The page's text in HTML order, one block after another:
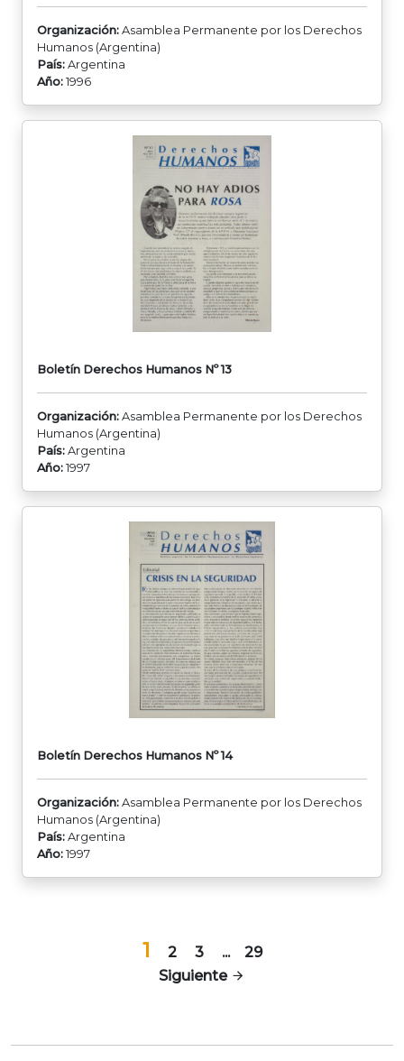
Organización: Asamblea Permanente por los Derechos
Humanos (Argentina)
País: Argentina
Año: 1996
Boletín Derechos Humanos Nº 13
Organización: Asamblea Permanente por los Derechos
Humanos (Argentina)
País: Argentina
Año: 1997
Boletín Derechos Humanos Nº 14
Organización: Asamblea Permanente por los Derechos
Humanos (Argentina)
País: Argentina
Año: 1997
1 2 3 ...
29
Siguiente